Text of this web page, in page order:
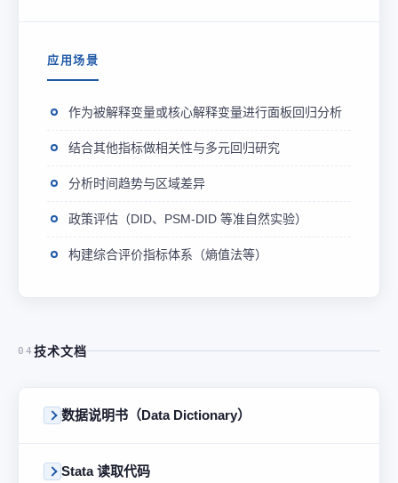
应用场景
作为被解释变量或核心解释变量进行面板回归分析
结合其他指标做相关性与多元回归研究
分析时间趋势与区域差异
政策评估（DID、PSM-DID 等准自然实验）
构建综合评价指标体系（熵值法等）
04 技术文档
数据说明书（Data Dictionary）
Stata 读取代码